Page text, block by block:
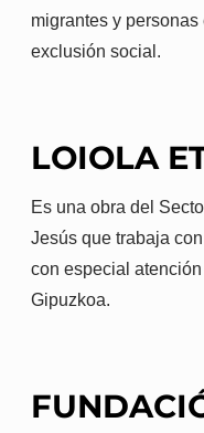
migrantes y
exclusión social.
LOIOLA
Es una obra del
Jesús que trabaja
con especial
Gipuzkoa.